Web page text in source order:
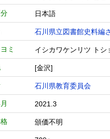
日本語
石川県立図書館史料編
ミ イシカワケンリツ トシ
[金沢]
石川県教育委員会
2021.3
頒価不明